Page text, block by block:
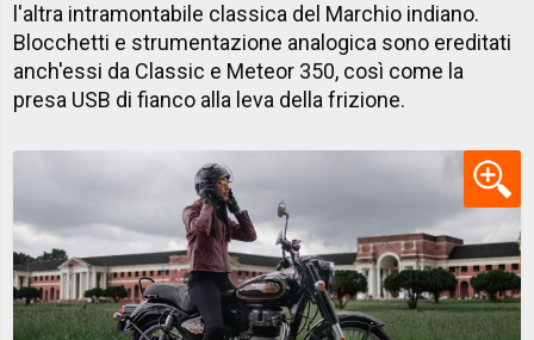
l'altra intramontabile classica del Marchio indiano.
Blocchetti e strumentazione analogica sono ereditati
anch'essi da Classic e Meteor 350, così come la
presa USB di fianco alla leva della frizione.